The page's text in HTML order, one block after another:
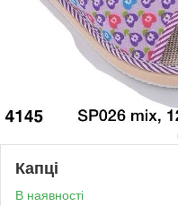
Капці
В наявності